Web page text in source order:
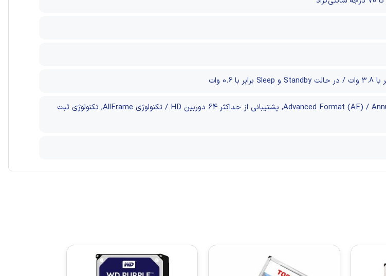
Advanced Format (AF) / Annualized workload rating: 180TB/yr – MTBF: 1,000,000, پشتیبانی از حداکثر 64 دوربین HD / تکنولوژی AllFrame, تکنولوژی ثبت